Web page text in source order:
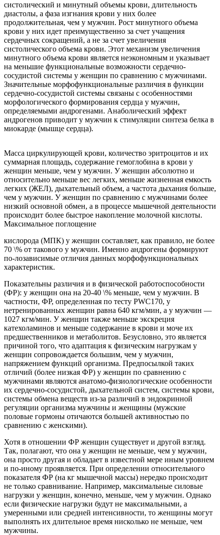
систолический и минутный объемы крови, длительность
диастолы, а фаза изгнания крови у них более
продолжительная, чем у мужчин. Рост минутного объема
крови у них идет преимущественно за счет учащения
сердечных сокращений, а не за счет увеличения
систолического объема крови. Этот механизм увеличения
минутного объема крови является неэкономным и указывает
на меньшие функциональные возможности сердечно-
сосудистой системы у женщин по сравнению с мужчинами.
Значительные морфофункциональные различия в функции
сердечно-сосудистой системы связаны с особенностями
морфологического формирования сердца у мужчин,
определяемыми андрогенами. Анаболический эффект
андрогенов приводит у мужчин к стимуляции синтеза белка в
миокарде (мышце сердца).
Масса циркулирующей крови, количество эритроцитов и их
суммарная площадь, содержание гемоглобина в крови у
женщин меньше, чем у мужчин. У женщин абсолютно и
относительно меньше вес легких, меньше жизненная емкость
легких (ЖЕЛ), дыхательный объем, а частота дыхания больше,
чем у мужчин. У женщин по сравнению с мужчинами более
низкий основной обмен, а в процессе мышечной деятельности
происходит более быстрое накопление молочной кислоты.
Максимальное поглощение
кислорода (МПК) у женщин составляет, как правило, не более
70 \% от такового у мужчин. Именно андрогены формируют
по-лозависимые отличия данных морфофункциональных
характеристик.
Показательны различия и в физической работоспособности
(ФР): у женщин она на 20-40 \% меньше, чем у мужчин. В
частности, ФР, определенная по тесту PWC170, у
нетренированных женщин равна 640 кгм/мин, а у мужчин —
1027 кгм/мин. У женщин также меньше экскреция
катехоламинов и меньше содержание в крови и моче их
предшественников и метаболитов. Безусловно, это является
причиной того, что адаптация к физическим нагрузкам у
женщин сопровождается большим, чем у мужчин,
напряжением функций организма. Предпосылкой таких
отличий (более низкая ФР) у женщин по сравнению с
мужчинами являются анатомо-физиологические особенности
их сердечно-сосудистой, дыхательной систем, системы крови,
системы обмена веществ из-за различий в эндокринной
регуляции организма мужчины и женщины (мужские
половые гормоны отичаются большей активностью по
сравнению с женскими).
Хотя в отношении ФР женщин существует и другой взгляд.
Так, полагают, что она у женщин не меньше, чем у мужчин,
она просто другая и обладает в известной мере иным уровнем
и по-иному проявляется. При определении относительного
показателя ФР (на кг мышечной массы) нередко происходит
не только сравнивание. Например, максимальные силовые
нагрузки у женщин, конечно, меньше, чем у мужчин. Однако
если физические нагрузки будут не максимальными, а
умеренными или средней интенсивности, то женщины могут
выполнять их длительное время нисколько не меньше, чем
мужчины.